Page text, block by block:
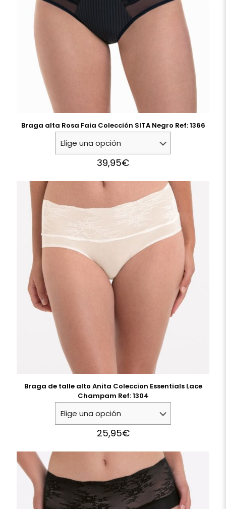
Braga alta Rosa Faia Colección SITA Negro Ref: 1366
39,95€
Braga de talle alto Anita Coleccion Essentials Lace
Champam Ref: 1304
25,95€